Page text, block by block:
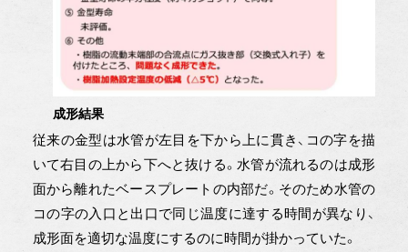
成形結果
従来の金型は水管が左目を下から上に貫き、コの字を描
いて右目の上から下へと抜ける。水管が流れるのは成形
面から離れたベースプレートの内部だ。そのため水管の
コの字の入口と出口で同じ温度に達する時間が異なり、
成形面を適切な温度にするのに時間が掛かっていた。